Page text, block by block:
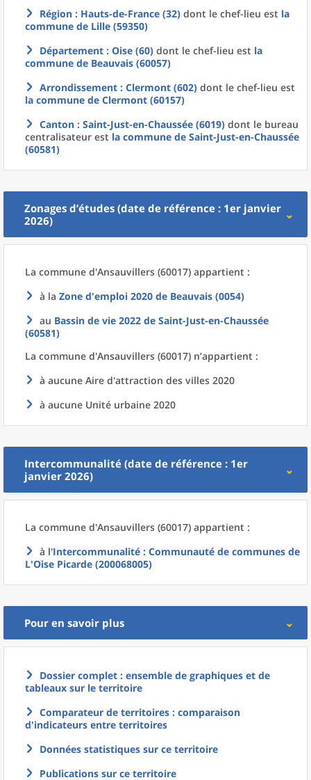
Région : Hauts-de-France (32) dont le chef-lieu est la
commune de Lille (59350)
Département : Oise (60) dont le chef-lieu est la
commune de Beauvais (60057)
Arrondissement : Clermont (602) dont le chef-lieu est
la commune de Clermont (60157)
Canton : Saint-Just-en-Chaussée (6019) dont le bureau
centralisateur est la commune de Saint-Just-en-Chaussée
(60581)
Zonages d’études (date de référence : 1er janvier
2026)
La commune d'Ansauvillers (60017) appartient :
à la Zone d'emploi 2020 de Beauvais (0054)
au Bassin de vie 2022 de Saint-Just-en-Chaussée
(60581)
La commune d'Ansauvillers (60017) n’appartient :
à aucune Aire d'attraction des villes 2020
à aucune Unité urbaine 2020
Intercommunalité (date de référence : 1er
janvier 2026)
La commune d'Ansauvillers (60017) appartient :
à l'Intercommunalité : Communauté de communes de
L'Oise Picarde (200068005)
Pour en savoir plus
Dossier complet : ensemble de graphiques et de
tableaux sur le territoire
Comparateur de territoires : comparaison
d'indicateurs entre territoires
Données statistiques sur ce territoire
Publications sur ce territoire